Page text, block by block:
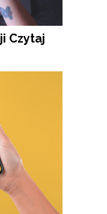
Czytaj